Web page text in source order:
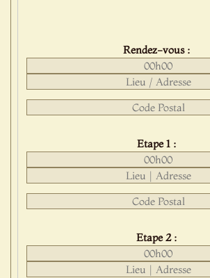
Rendez-vous :
Etape 1 :
Etape 2 :